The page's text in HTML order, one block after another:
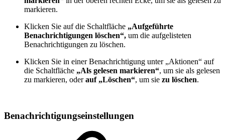
markieren.
Klicken Sie auf die Schaltfläche „Aufgeführte
Benachrichtigungen löschen“, um die aufgelisteten
Benachrichtigungen zu löschen.
Klicken Sie in einer Benachrichtigung unter „Aktionen“ auf
die Schaltfläche „Als gelesen markieren“, um sie als gelesen
zu markieren, oderauf „Löschen“, um sie zu löschen.
Benachrichtigungseinstellungen